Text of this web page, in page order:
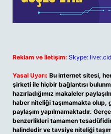
Reklam ve İletişim: Skype:
Yasal Uyarı: Bu internet sitesi,
şirketi ile hiçbir bağlantısı
hazırladığımız makaleler
haber niteliği taşımamakta olup,
paylaşım yapılmamaktadır.
benzerlikleri tamamen
halindedir ve tavsiye niteliği